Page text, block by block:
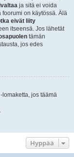
ja sitä ei voida
foorumi on käytössä. Älä
eivät liity
itseensä. Jos lähetät
tämän
jos edes
lomaketta, jos täämä
Hyppää